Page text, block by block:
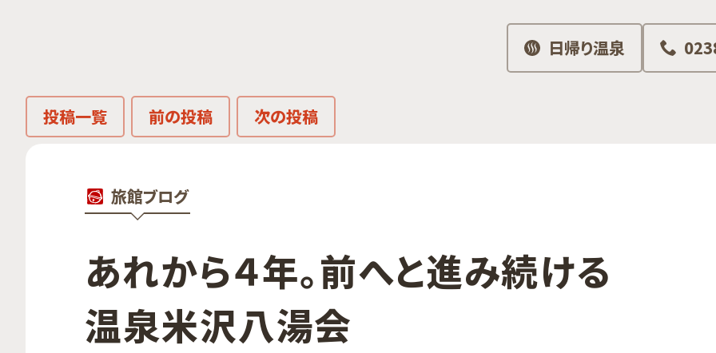
日帰り温泉
投稿一覧 前の投稿 次の投稿
旅館ブログ
あれから​４年。​前へと​進み続ける​
温泉米沢八湯会